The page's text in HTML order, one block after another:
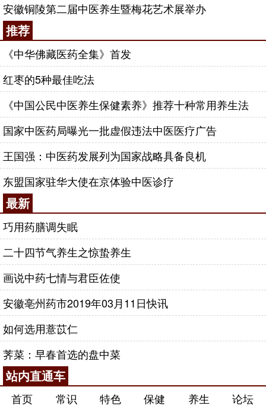
安徽铜陵第二届中医养生暨梅花艺术展举办
推荐
《中华佛藏医药全集》首发
红枣的5种最佳吃法
《中国公民中医养生保健素养》推荐十种常用养生法
国家中医药局曝光一批虚假违法中医医疗广告
王国强：中医药发展列为国家战略具备良机
东盟国家驻华大使在京体验中医诊疗
最新
巧用药膳调失眠
二十四节气养生之惊蛰养生
画说中药七情与君臣佐使
安徽亳州药市2019年03月11日快讯
如何选用薏苡仁
荠菜：早春首选的盘中菜
站内直通车
首页 常识 特色 保健 养生
论坛